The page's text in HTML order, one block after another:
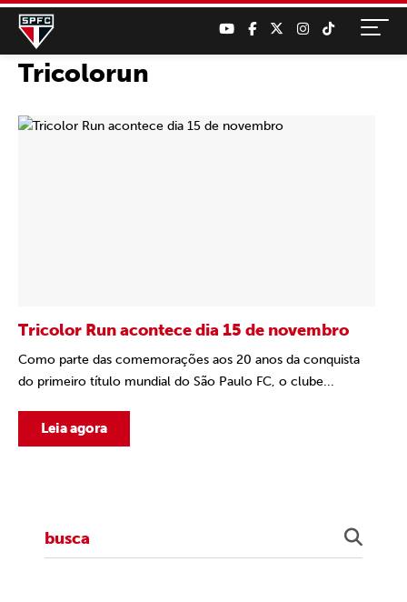
Tricolorun
Tricolor Run acontece dia 15 de novembro
Como parte das comemorações aos 20 anos da conquista
do primeiro título mundial do São Paulo FC, o clube...
Leia agora